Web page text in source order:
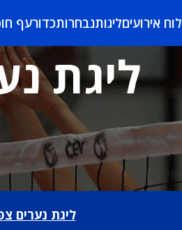
לוח אירועיםליגותנבחרותכדורעף
ליגת
ליגת נערים